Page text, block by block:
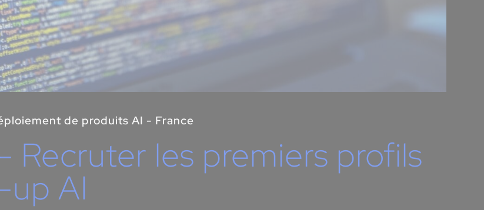
de produits AI - France
Recruter les premiers profils
up AI